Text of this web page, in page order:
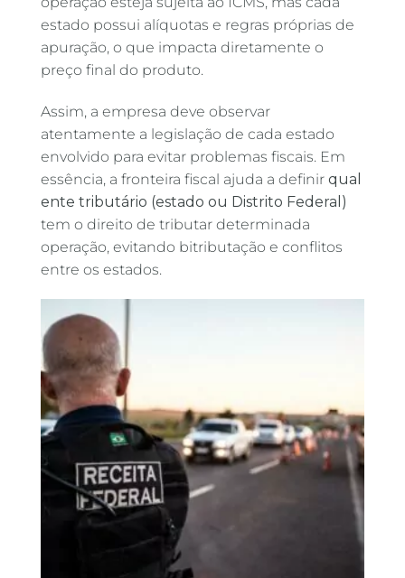
estado possui alíquotas e regras próprias de
apuração, o que impacta diretamente o
preço final do produto.
Assim, a empresa deve observar
atentamente a legislação de cada estado
envolvido para evitar problemas fiscais. Em
essência, a fronteira fiscal ajuda a definir qual
ente tributário (estado ou Distrito Federal)
tem o direito de tributar determinada
operação, evitando bitributação e conflitos
entre os estados.